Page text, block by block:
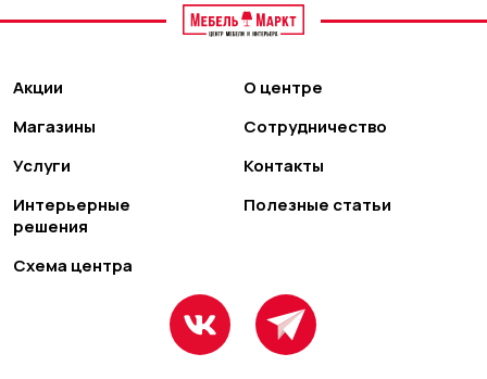
Акции
Магазины
Услуги
Интерьерные
решения
Схема центра
О центре
Сотрудничество
Контакты
Полезные статьи